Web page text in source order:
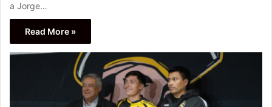
a Jorge…
Read More »